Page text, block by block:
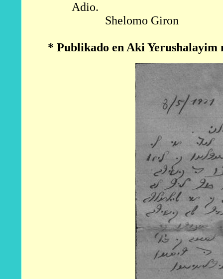
Adio.
Shelomo Giron
* Publikado en Aki Yerushalayim